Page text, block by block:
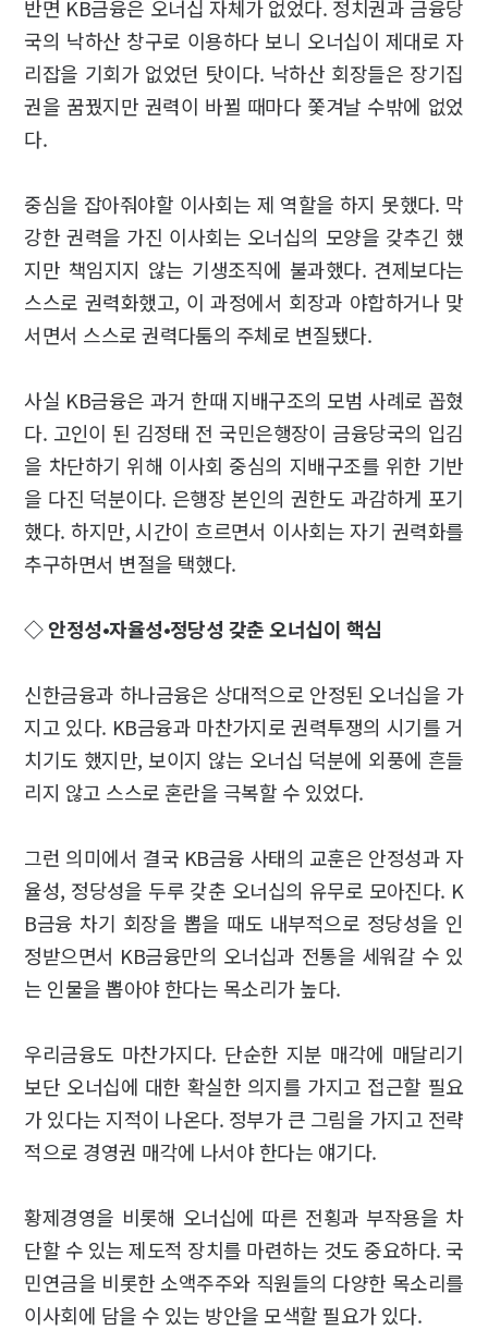
반면 KB금융은 오너십 자체가 없었다. 정치권과 금융당
국의 낙하산 창구로 이용하다 보니 오너십이 제대로 자
리잡을 기회가 없었던 탓이다. 낙하산 회장들은 장기집
권을 꿈꿨지만 권력이 바뀔 때마다 쫓겨날 수밖에 없었
다.
중심을 잡아줘야할 이사회는 제 역할을 하지 못했다. 막
강한 권력을 가진 이사회는 오너십의 모양을 갖추긴 했
지만 책임지지 않는 기생조직에 불과했다. 견제보다는
스스로 권력화했고, 이 과정에서 회장과 야합하거나 맞
서면서 스스로 권력다툼의 주체로 변질됐다.
사실 KB금융은 과거 한때 지배구조의 모범 사례로 꼽혔
다. 고인이 된 김정태 전 국민은행장이 금융당국의 입김
을 차단하기 위해 이사회 중심의 지배구조를 위한 기반
을 다진 덕분이다. 은행장 본인의 권한도 과감하게 포기
했다. 하지만, 시간이 흐르면서 이사회는 자기 권력화를
추구하면서 변절을 택했다.
◇ 안정성•자율성•정당성 갖춘 오너십이 핵심
신한금융과 하나금융은 상대적으로 안정된 오너십을 가
지고 있다. KB금융과 마찬가지로 권력투쟁의 시기를 거
치기도 했지만, 보이지 않는 오너십 덕분에 외풍에 흔들
리지 않고 스스로 혼란을 극복할 수 있었다.
그런 의미에서 결국 KB금융 사태의 교훈은 안정성과 자
율성, 정당성을 두루 갖춘 오너십의 유무로 모아진다. K
B금융 차기 회장을 뽑을 때도 내부적으로 정당성을 인
정받으면서 KB금융만의 오너십과 전통을 세워갈 수 있
는 인물을 뽑아야 한다는 목소리가 높다.
우리금융도 마찬가지다. 단순한 지분 매각에 매달리기
보단 오너십에 대한 확실한 의지를 가지고 접근할 필요
가 있다는 지적이 나온다. 정부가 큰 그림을 가지고 전략
적으로 경영권 매각에 나서야 한다는 얘기다.
황제경영을 비롯해 오너십에 따른 전횡과 부작용을 차
단할 수 있는 제도적 장치를 마련하는 것도 중요하다. 국
민연금을 비롯한 소액주주와 직원들의 다양한 목소리를
이사회에 담을 수 있는 방안을 모색할 필요가 있다.